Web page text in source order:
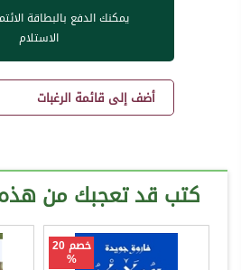
يمكنك الدفع بالبطاقة
الاستلام
أضف إلى قائمة الرغبات
كتب قد تعجبك من هذه
خصم 20
%